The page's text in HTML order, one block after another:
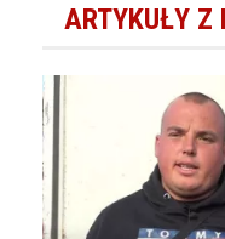
ARTYKUŁY Z